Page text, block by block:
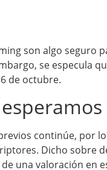
son algo seguro
se especula
de octubre.
continúe, por
Dicho sobre
una valoración en